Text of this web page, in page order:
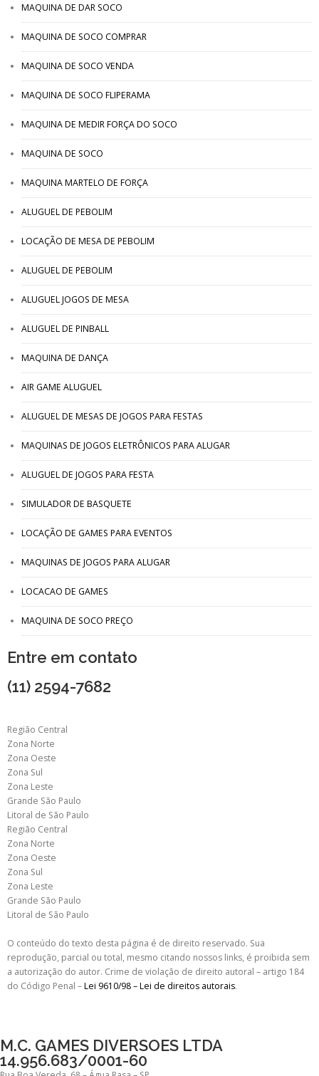
MAQUINA DE DAR SOCO
MAQUINA DE SOCO COMPRAR
MAQUINA DE SOCO VENDA
MAQUINA DE SOCO FLIPERAMA
MAQUINA DE MEDIR FORÇA DO SOCO
MAQUINA DE SOCO
MAQUINA MARTELO DE FORÇA
ALUGUEL DE PEBOLIM
LOCAÇÃO DE MESA DE PEBOLIM
ALUGUEL DE PEBOLIM
ALUGUEL JOGOS DE MESA
ALUGUEL DE PINBALL
MAQUINA DE DANÇA
AIR GAME ALUGUEL
ALUGUEL DE MESAS DE JOGOS PARA FESTAS
MAQUINAS DE JOGOS ELETRÔNICOS PARA ALUGAR
ALUGUEL DE JOGOS PARA FESTA
SIMULADOR DE BASQUETE
LOCAÇÃO DE GAMES PARA EVENTOS
MAQUINAS DE JOGOS PARA ALUGAR
LOCACAO DE GAMES
MAQUINA DE SOCO PREÇO
Entre em contato
(11) 2594-7682
Região Central
Zona Norte
Zona Oeste
Zona Sul
Zona Leste
Grande São Paulo
Litoral de São Paulo
Região Central
Zona Norte
Zona Oeste
Zona Sul
Zona Leste
Grande São Paulo
Litoral de São Paulo
O conteúdo do texto desta página é de direito reservado. Sua
reprodução, parcial ou total, mesmo citando nossos links, é proibida sem
a autorização do autor. Crime de violação de direito autoral – artigo 184
do Código Penal –Lei 9610/98 – Lei de direitos autorais.
M.C. GAMES DIVERSOES LTDA
14.956.683/0001-60